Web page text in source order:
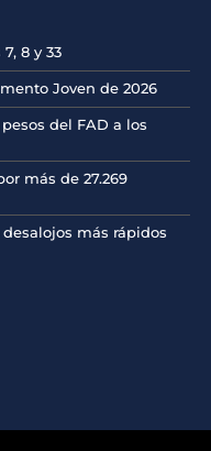
8 y 33
Joven de 2026
del FAD a los
más de 27.269
más rápidos